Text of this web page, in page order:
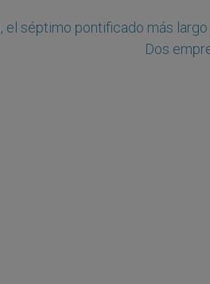
el séptimo pontificado más
Dos